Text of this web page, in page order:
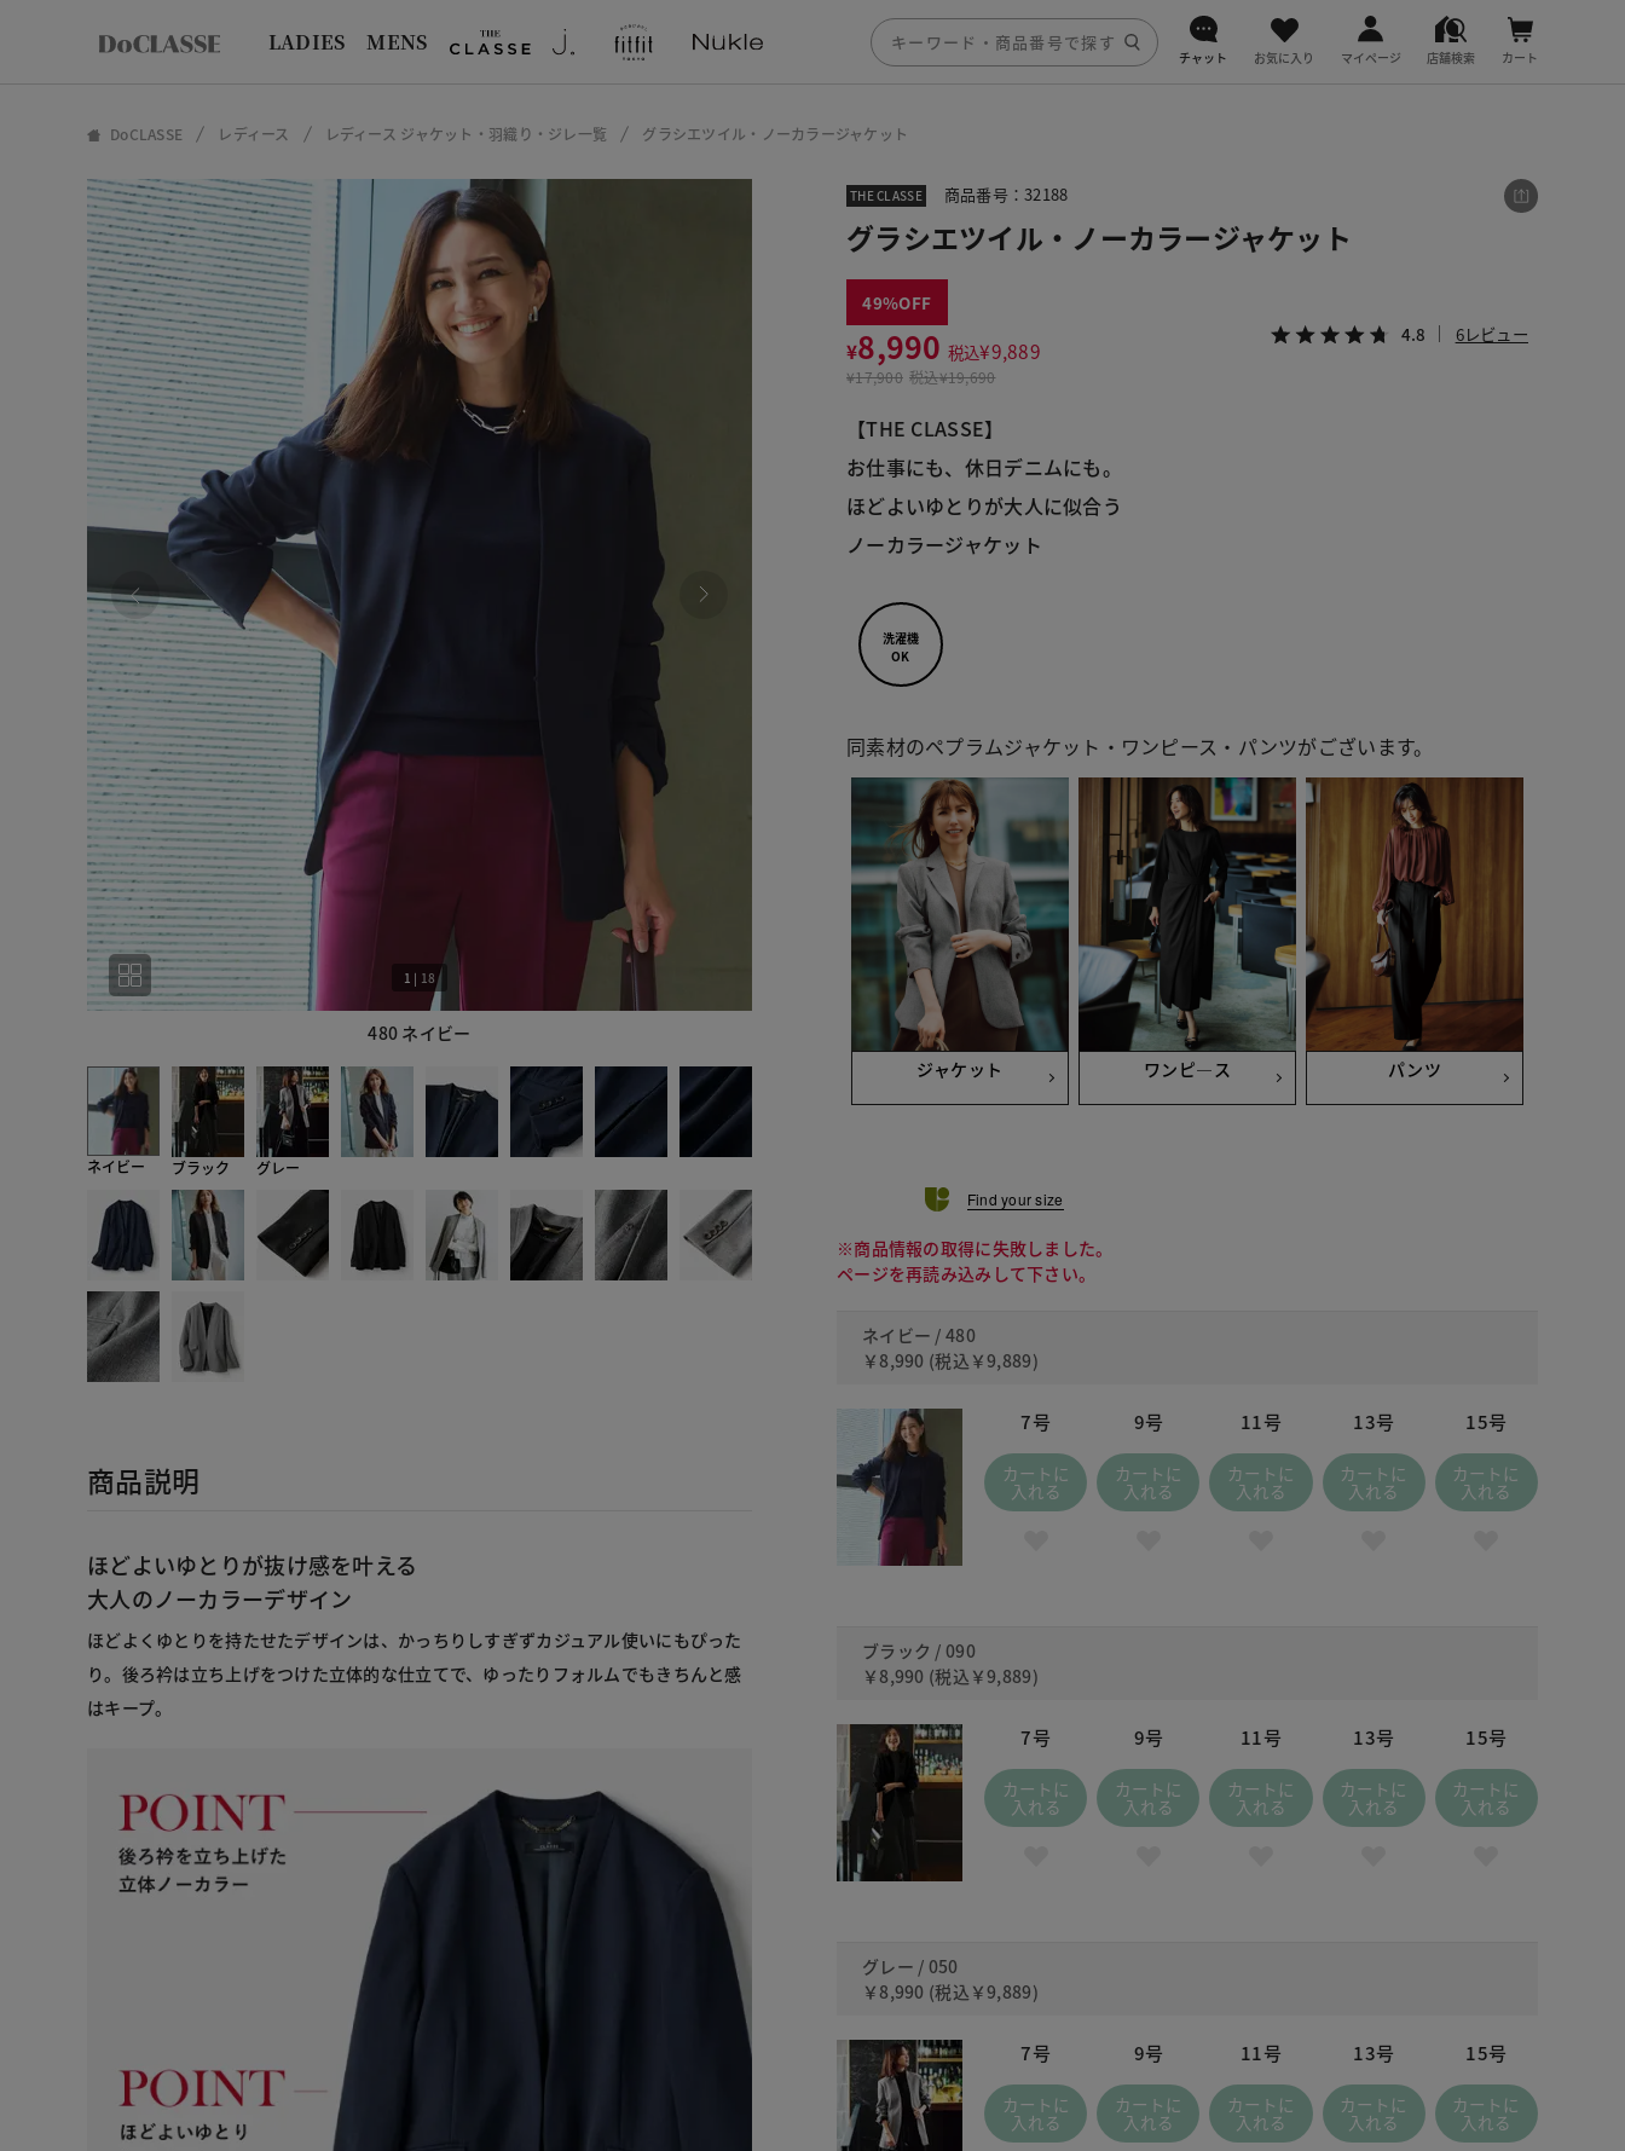
LADIES MENS
チャット お気に入り マイページ 店舗検索 カート
DoCLASSE レディース レディース ジャケット・羽織り・ジレ一覧 グラシエツイル・ノーカラージャケット
480 ネイビー 090 ブラック
1 | 18
ネイビー ブラック グレー
商品説明
ほどよいゆとりが抜け感を叶える
大人のノーカラーデザイン
ほどよくゆとりを持たせたデザインは、かっちりしすぎずカジュアル使いにもぴった
り。後ろ衿は立ち上げをつけた立体的な仕立てで、ゆったりフォルムでもきちんと感
はキープ。
THE CLASSE 商品番号：32188
グラシエツイル・ノーカラージャケット
49
¥8,990 税込¥9,889
¥17,900 税込¥19,690
4.8 6レビュー
【THE CLASSE】
お仕事にも、休日デニムにも。
ほどよいゆとりが大人に似合う
ノーカラージャケット
洗濯機
OK
同素材のペプラムジャケット・ワンピース・パンツがございます。
ジャケット ワンピ―ス パンツ
Find your size
※商品情報の取得に失敗しました。
ページを再読み込みして下さい。
ネイビー / 480
￥8,990 (税込 ￥9,889)
7号
カートに
入れる
9号
カートに
入れる
11号
カートに
入れる
13号
カートに
入れる
15号
カートに
入れる
ブラック / 090
￥8,990 (税込 ￥9,889)
7号
カートに
入れる
9号
カートに
入れる
11号
カートに
入れる
13号
カートに
入れる
15号
カートに
入れる
グレー / 050
￥8,990 (税込 ￥9,889)
7号
カートに
入れる
9号
カートに
入れる
11号
カートに
入れる
13号
カートに
入れる
15号
カートに
入れる